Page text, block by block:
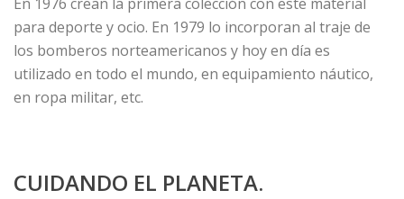
En 1976 crean la primera colección con este material
para deporte y ocio. En 1979 lo incorporan al traje de
los bomberos norteamericanos y hoy en día es
utilizado en todo el mundo, en equipamiento náutico,
en ropa militar, etc.
CUIDANDO EL PLANETA.